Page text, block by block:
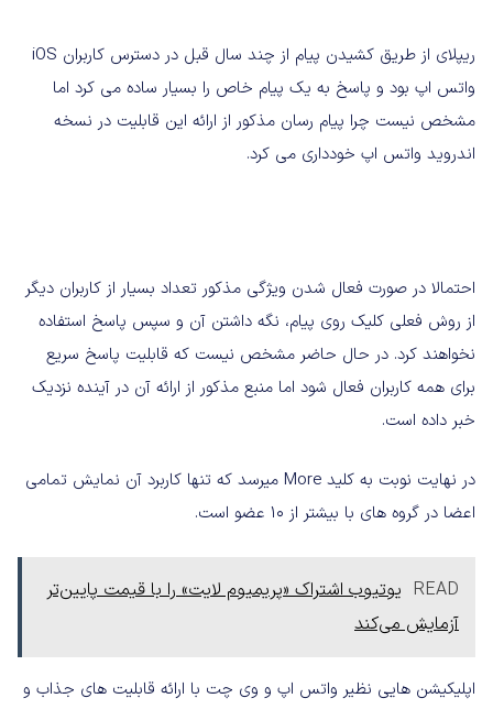
ریپلای از طریق کشیدن پیام از چند سال قبل در دسترس کاربران iOS
واتس اپ بود و پاسخ به یک پیام خاص را بسیار ساده می کرد اما
مشخص نیست چرا پیام رسان مذکور از ارائه این قابلیت در نسخه
اندروید واتس اپ خودداری می کرد.
احتمالا در صورت فعال شدن ویژگی مذکور تعداد بسیار از کاربران دیگر
از روش فعلی کلیک روی پیام، نگه داشتن آن و سپس پاسخ استفاده
نخواهند کرد. در حال حاضر مشخص نیست که قابلیت پاسخ سریع
برای همه کاربران فعال شود اما منبع مذکور از ارائه آن در آینده نزدیک
خبر داده است.
در نهایت نوبت به کلید More میرسد که تنها کاربرد آن نمایش تمامی
اعضا در گروه های با بیشتر از ۱۰ عضو است.
READ یوتیوب اشتراک «پریمیوم لایت» را با قیمت پایین‌تر
آزمایش می‌کند
اپلیکیشن هایی نظیر واتس اپ و وی چت با ارائه قابلیت های جذاب و